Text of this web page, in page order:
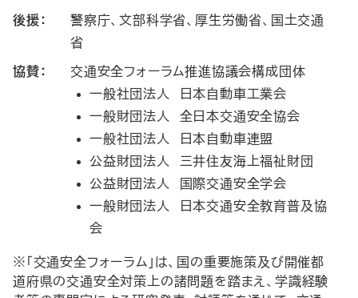
後援：
警察庁、文部科学省、厚生労働省、国土交通
省
協賛：
交通安全フォーラム推進協議会構成団体
一般社団法人 日本自動車工業会
一般財団法人 全日本交通安全協会
一般社団法人 日本自動車連盟
公益財団法人 三井住友海上福祉財団
公益財団法人 国際交通安全学会
一般財団法人 日本交通安全教育普及協
会
※「交通安全フォーラム」は、国の重要施策及び開催都
道府県の交通安全対策上の諸問題を踏まえ、学識経験